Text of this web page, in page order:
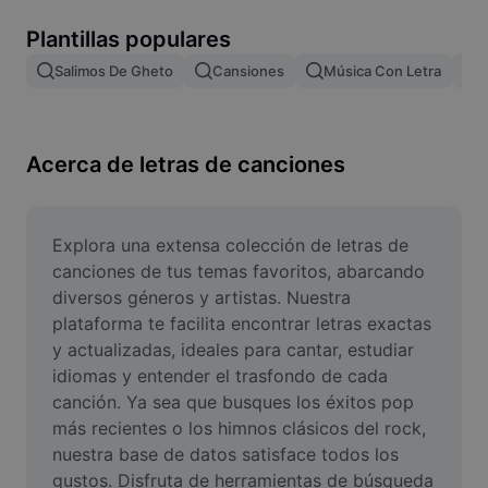
Image merge
Resize Image
Meme Generator
AI Text Remover
AI People Remover
AI Inpainting
Face Cutout
Plantillas populares
Salimos De Gheto Cansiones Música Con Letra
Acerca de letras de canciones
Explora una extensa colección de letras de
canciones de tus temas favoritos, abarcando
diversos géneros y artistas. Nuestra
plataforma te facilita encontrar letras exactas
y actualizadas, ideales para cantar, estudiar
idiomas y entender el trasfondo de cada
canción. Ya sea que busques los éxitos pop
más recientes o los himnos clásicos del rock,
nuestra base de datos satisface todos los
gustos. Disfruta de herramientas de búsqueda